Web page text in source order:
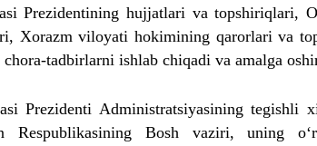
Prezidentining hujjatlari va topshiriqlari,
Xorazm viloyati hokimining qarorlari va
tadbirlarni ishlab chiqadi va amalga
Prezidenti Administratsiyasining
Respublikasining Bosh vaziri, uning